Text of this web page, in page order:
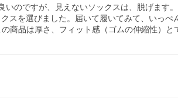
のですが、見えないソックスは、脱げます
スを選びました。届いて履いてみて、いっ
商品は厚さ、フィット感（ゴムの伸縮性）と